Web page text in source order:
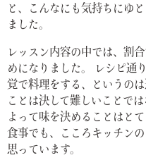
と、こんなにも気持ちにゆ
ました。
レッスン内容の中では、割
めになりました。 レシピ通
覚で料理をする、というの
ことは決して難しいことで
よって味を決めることはと
食事でも、こころキッチン
思っています。